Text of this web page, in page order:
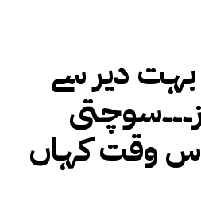
بہت دیر سے
وقت کہاں